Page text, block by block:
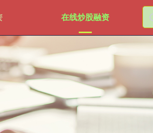
在线炒股融资